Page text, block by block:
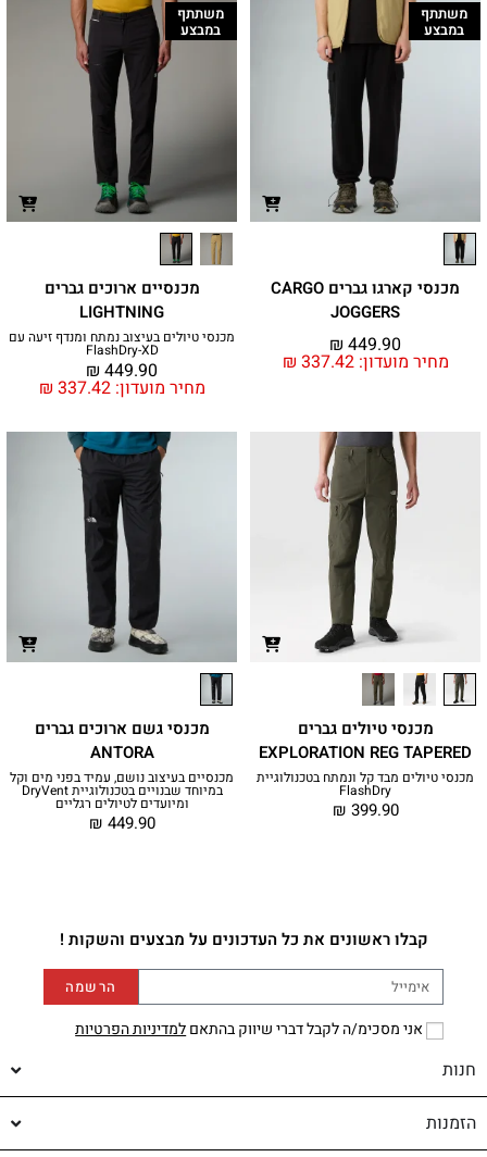
משתתף
במבצע
מכנסי קארגו גברים CARGO
JOGGERS
מחיר מועדון: ₪ 337.42
₪ 449.90
משתתף
במבצע
מכנסיים ארוכים גברים
LIGHTNING
מכנסי טיולים בעיצוב נמתח ומנדף זיעה עם
FlashDry-XD
מחיר מועדון: ₪ 337.42
₪ 449.90
מכנסי טיולים גברים
EXPLORATION REG TAPERED
מכנסי טיולים מבד קל ונמתח בטכנולוגיית
FlashDry
₪ 399.90
מכנסי גשם ארוכים גברים
ANTORA
מכנסיים בעיצוב נושם, עמיד בפני מים וקל
במיוחד שבנויים בטכנולוגיית DryVent
ומיועדים לטיולים רגליים
₪ 449.90
קבלו ראשונים את כל העדכונים על מבצעים והשקות !
אני מסכימ/ה לקבל דברי שיווק בהתאםלמדיניות הפרטיות
הרשמה
חנות
הזמנות